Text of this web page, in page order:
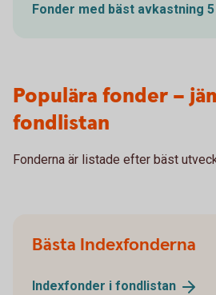
Fonder med bäst avkastning 5
Populära fonder –
fondlistan
Fonderna är listade efter bäst
Bästa Indexfonderna
Indexfonder i fondlistan